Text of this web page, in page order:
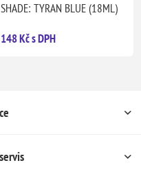
SHADE: TYRAN BLUE (18ML)
148 Kč s DPH